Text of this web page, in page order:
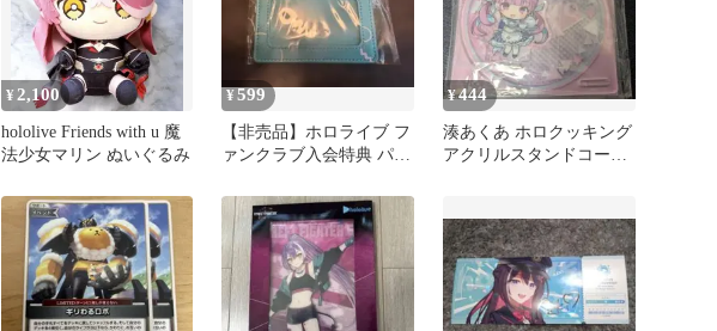
¥ 2,100
hololive Friends with u 魔
法少女マリン ぬいぐるみ
¥599
【非売品】ホロライブ フ
ァンクラブ入会特典 パス
¥444
湊あくあ ホロクッキング
アクリルスタンドコース